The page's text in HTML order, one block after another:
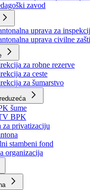
zdravstvenog osiguranja
za javno zdravstvo
za besplatnu pravnu
zavod
uprava za
uprava civilne
za robne rezerve
za ceste
za šumarstvo
šume
BPK
privatizaciju
stambeni fond
organizacija